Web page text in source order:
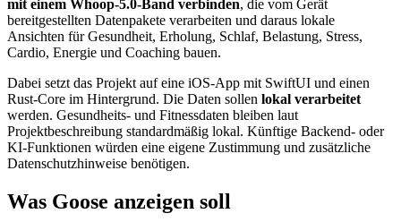
mit einem Whoop-5.0-Band verbinden, die vom Gerät
bereitgestellten Datenpakete verarbeiten und daraus lokale
Ansichten für Gesundheit, Erholung, Schlaf, Belastung, Stress,
Cardio, Energie und Coaching bauen.
Dabei setzt das Projekt auf eine iOS-App mit SwiftUI und einen
Rust-Core im Hintergrund. Die Daten sollen lokal verarbeitet
werden. Gesundheits- und Fitnessdaten bleiben laut
Projektbeschreibung standardmäßig lokal. Künftige Backend- oder
KI-Funktionen würden eine eigene Zustimmung und zusätzliche
Datenschutzhinweise benötigen.
Was Goose anzeigen soll